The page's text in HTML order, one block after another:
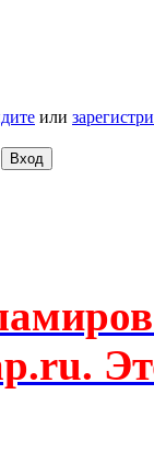
или